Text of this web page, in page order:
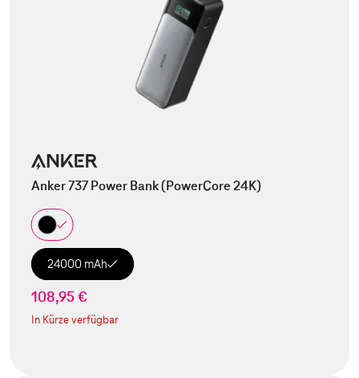
Anker 737 Power Bank (PowerCore 24K)
24000 mAh
108,95 €
In Kürze verfügbar